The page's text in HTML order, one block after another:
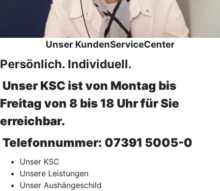
Unser KundenServiceCenter
Persönlich. Individuell.
Unser KSC ist von Montag bis
Freitag von 8 bis 18 Uhr für Sie
erreichbar.
Telefonnummer: 07391 5005-0
Unser KSC
Unsere Leistungen
Unser Aushängeschild